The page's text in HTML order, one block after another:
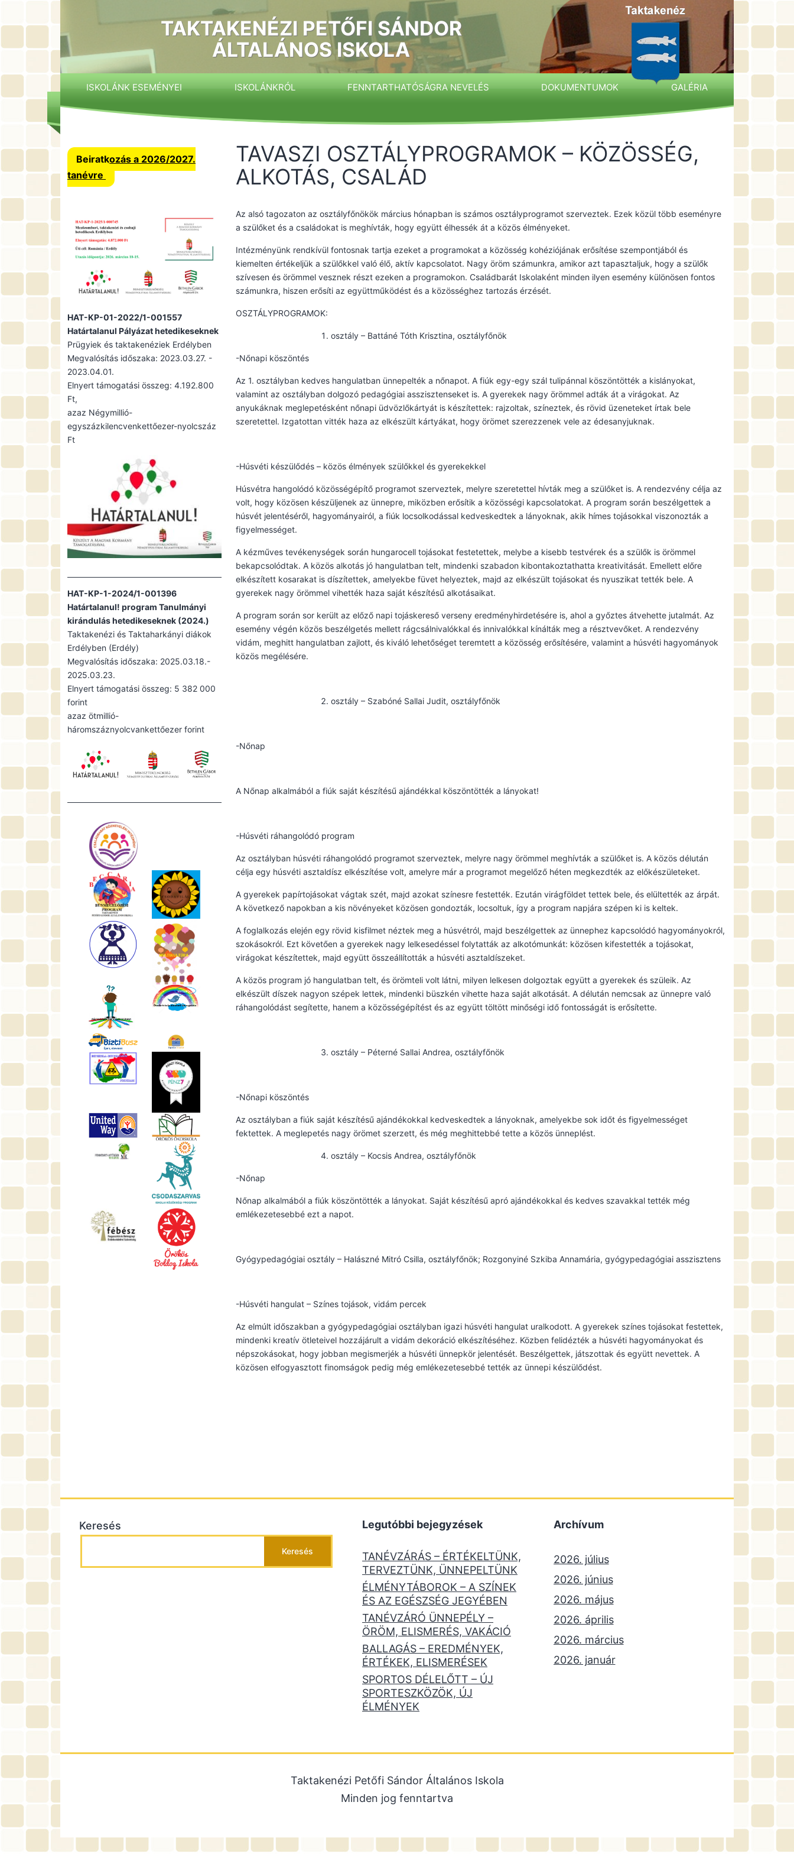
TAKTAKENÉZI PETŐFI SÁNDOR
ÁLTALÁNOS ISKOLA
ISKOLÁNK ESEMÉNYEI ISKOLÁNKRÓL FENNTARTHATÓSÁGRA NEVELÉS DOKUMENTUMOK GALÉRIA
Beiratkozás a 2026/2027.
tanévre
HAT-KP-01-2022/1-001557
Határtalanul Pályázat hetedikeseknek
Prügyiek és taktakenéziek Erdélyben
Megvalósítás időszaka: 2023.03.27. -
2023.04.01.
Elnyert támogatási összeg: 4.192.800
Ft,
azaz Négymillió-
egyszázkilencvenkettőezer-nyolcszáz
Ft
HAT-KP-1-2024/1-001396
Határtalanul! program Tanulmányi
kirándulás hetedikeseknek (2024.)
Taktakenézi és Taktaharkányi diákok
Erdélyben (Erdély)
Megvalósítás időszaka: 2025.03.18.-
2025.03.23.
Elnyert támogatási összeg: 5 382 000
forint
azaz ötmillió-
háromszáznyolcvankettőezer forint
TAVASZI OSZTÁLYPROGRAMOK – KÖZÖSSÉG,
ALKOTÁS, CSALÁD
Az alsó tagozaton az osztályfőnökök március hónapban is számos osztályprogramot szerveztek. Ezek közül több eseményre
a szülőket és a családokat is meghívták, hogy együtt élhessék át a közös élményeket.
Intézményünk rendkívül fontosnak tartja ezeket a programokat a közösség kohéziójának erősítése szempontjából és
kiemelten értékeljük a szülőkkel való élő, aktív kapcsolatot. Nagy öröm számunkra, amikor azt tapasztaljuk, hogy a szülők
szívesen és örömmel vesznek részt ezeken a programokon. Családbarát Iskolaként minden ilyen esemény különösen fontos
számunkra, hiszen erősíti az együttműködést és a közösséghez tartozás érzését.
OSZTÁLYPROGRAMOK:
osztály – Battáné Tóth Krisztina, osztályfőnök
-Nőnapi köszöntés
Az 1. osztályban kedves hangulatban ünnepelték a nőnapot. A fiúk egy-egy szál tulipánnal köszöntötték a kislányokat,
valamint az osztályban dolgozó pedagógiai asszisztenseket is. A gyerekek nagy örömmel adták át a virágokat. Az
anyukáknak meglepetésként nőnapi üdvözlőkártyát is készítettek: rajzoltak, színeztek, és rövid üzeneteket írtak bele
szeretettel. Izgatottan vitték haza az elkészült kártyákat, hogy örömet szerezzenek vele az édesanyjuknak.
-Húsvéti készülődés – közös élmények szülőkkel és gyerekekkel
Húsvétra hangolódó közösségépítő programot szerveztek, melyre szeretettel hívták meg a szülőket is. A rendezvény célja az
volt, hogy közösen készüljenek az ünnepre, miközben erősítik a közösségi kapcsolatokat. A program során beszélgettek a
húsvét jelentéséről, hagyományairól, a fiúk locsolkodással kedveskedtek a lányoknak, akik hímes tojásokkal viszonozták a
figyelmességet.
A kézműves tevékenységek során hungarocell tojásokat festetettek, melybe a kisebb testvérek és a szülők is örömmel
bekapcsolódtak. A közös alkotás jó hangulatban telt, mindenki szabadon kibontakoztathatta kreativitását. Emellett előre
elkészített kosarakat is díszítettek, amelyekbe füvet helyeztek, majd az elkészült tojásokat és nyuszikat tették bele. A
gyerekek nagy örömmel vihették haza saját készítésű alkotásaikat.
A program során sor került az előző napi tojáskereső verseny eredményhirdetésére is, ahol a győztes átvehette jutalmát. Az
esemény végén közös beszélgetés mellett rágcsálnivalókkal és innivalókkal kínálták meg a résztvevőket. A rendezvény
vidám, meghitt hangulatban zajlott, és kiváló lehetőséget teremtett a közösség erősítésére, valamint a húsvéti hagyományok
közös megélésére.
osztály – Szabóné Sallai Judit, osztályfőnök
-Nőnap
A Nőnap alkalmából a fiúk saját készítésű ajándékkal köszöntötték a lányokat!
-Húsvéti ráhangolódó program
Az osztályban húsvéti ráhangolódó programot szerveztek, melyre nagy örömmel meghívták a szülőket is. A közös délután
célja egy húsvéti asztaldísz elkészítése volt, amelyre már a programot megelőző héten megkezdték az előkészületeket.
A gyerekek papírtojásokat vágtak szét, majd azokat színesre festették. Ezután virágföldet tettek bele, és elültették az árpát.
A következő napokban a kis növényeket közösen gondozták, locsoltuk, így a program napjára szépen ki is keltek.
A foglalkozás elején egy rövid kisfilmet néztek meg a húsvétról, majd beszélgettek az ünnephez kapcsolódó hagyományokról,
szokásokról. Ezt követően a gyerekek nagy lelkesedéssel folytatták az alkotómunkát: közösen kifestették a tojásokat,
virágokat készítettek, majd együtt összeállították a húsvéti asztaldíszeket.
A közös program jó hangulatban telt, és örömteli volt látni, milyen lelkesen dolgoztak együtt a gyerekek és szüleik. Az
elkészült díszek nagyon szépek lettek, mindenki büszkén vihette haza saját alkotását. A délután nemcsak az ünnepre való
ráhangolódást segítette, hanem a közösségépítést és az együtt töltött minőségi idő fontosságát is erősítette.
osztály – Péterné Sallai Andrea, osztályfőnök
-Nőnapi köszöntés
Az osztályban a fiúk saját készítésű ajándékokkal kedveskedtek a lányoknak, amelyekbe sok időt és figyelmességet
fektettek. A meglepetés nagy örömet szerzett, és még meghittebbé tette a közös ünneplést.
osztály – Kocsis Andrea, osztályfőnök
-Nőnap
Nőnap alkalmából a fiúk köszöntötték a lányokat. Saját készítésű apró ajándékokkal és kedves szavakkal tették még
emlékezetesebbé ezt a napot.
Gyógypedagógiai osztály – Halászné Mitró Csilla, osztályfőnök; Rozgonyiné Szkiba Annamária, gyógypedagógiai asszisztens
-Húsvéti hangulat – Színes tojások, vidám percek
Az elmúlt időszakban a gyógypedagógiai osztályban igazi húsvéti hangulat uralkodott. A gyerekek színes tojásokat festettek,
mindenki kreatív ötleteivel hozzájárult a vidám dekoráció elkészítéséhez. Közben felidézték a húsvéti hagyományokat és
népszokásokat, hogy jobban megismerjék a húsvéti ünnepkör jelentését. Beszélgettek, játszottak és együtt nevettek. A
közösen elfogyasztott finomságok pedig még emlékezetesebbé tették az ünnepi készülődést.
Keresés
Keresés
Legutóbbi bejegyzések
TANÉVZÁRÁS – ÉRTÉKELTÜNK,
TERVEZTÜNK, ÜNNEPELTÜNK
ÉLMÉNYTÁBOROK – A SZÍNEK
ÉS AZ EGÉSZSÉG JEGYÉBEN
TANÉVZÁRÓ ÜNNEPÉLY –
ÖRÖM, ELISMERÉS, VAKÁCIÓ
BALLAGÁS – EREDMÉNYEK,
ÉRTÉKEK, ELISMERÉSEK
SPORTOS DÉLELŐTT – ÚJ
SPORTESZKÖZÖK, ÚJ
ÉLMÉNYEK
Archívum
2026. július
2026. június
2026. május
2026. április
2026. március
2026. január
2025. január
Taktakenézi Petőfi Sándor Általános Iskola
Minden jog fenntartva